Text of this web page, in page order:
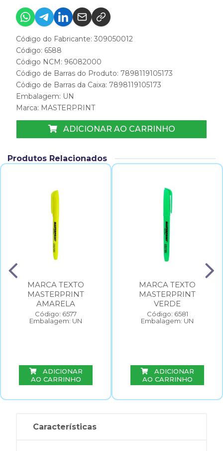
Código do Fabricante: 309050012
Código: 6588
Código NCM: 96082000
Código de Barras do Produto: 7898119105173
Código de Barras da Caixa: 7898119105173
Embalagem: UN
Marca: MASTERPRINT
ADICIONAR AO CARRINHO
Produtos Relacionados
MARCA TEXTO
MASTERPRINT
AMARELA
Código: 6577
Embalagem: UN
ADICIONAR
AO CARRINHO
MARCA TEXTO
MASTERPRINT
VERDE
Código: 6581
Embalagem: UN
ADICIONAR
AO CARRINHO
Características